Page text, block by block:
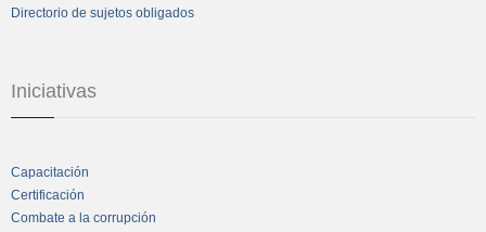
Directorio de sujetos obligados
Iniciativas
Capacitación
Certificación
Combate a la corrupción